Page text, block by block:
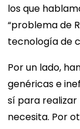
los que
“problema de
tecnología de
Por un lado,
genéricas e
sí para realizar
necesita. Por